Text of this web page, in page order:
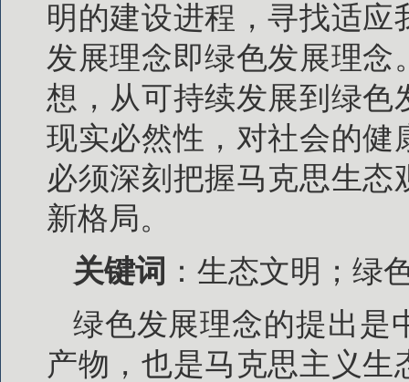
明的建设进程，寻找适
发展理念即绿色发展理
想，从可持续发展到绿
现实必然性，对社会的健
必须深刻把握马克思生
新格局。
关键词 ：生态文明；绿
绿色发展理念的提出是
产物，也是马克思主义